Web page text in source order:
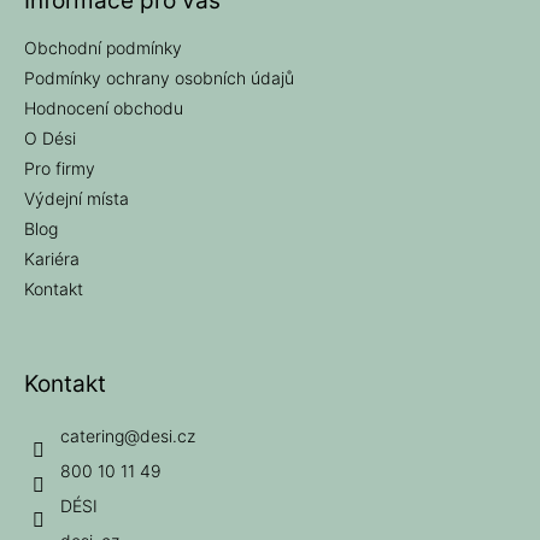
Obchodní podmínky
Podmínky ochrany osobních údajů
Hodnocení obchodu
O Dési
Pro firmy
Výdejní místa
Blog
Kariéra
Kontakt
Kontakt
catering@desi.cz
800 10 11 49
DÉSI